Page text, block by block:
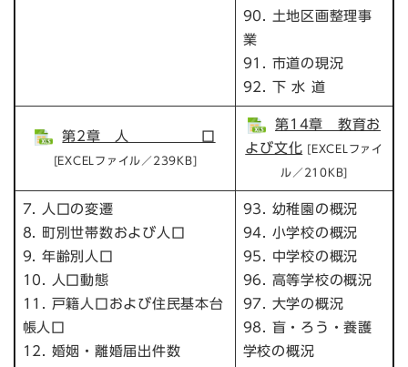
90. 土地区画整理事
業
91. 市道の現況
92. 下 水 道
第2章 人 口
[EXCELファイル／239KB]
第14章 教育お
よび文化 [EXCELファイ
ル／210KB]
7. 人口の変遷
8. 町別世帯数および人口
9. 年齢別人口
10. 人口動態
11. 戸籍人口および住民基本台
帳人口
12. 婚姻・離婚届出件数
93. 幼稚園の概況
94. 小学校の概況
95. 中学校の概況
96. 高等学校の概況
97. 大学の概況
98. 盲・ろう・養護
学校の概況